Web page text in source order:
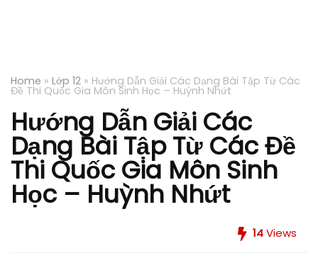
Home » Lớp 12 » Hướng Dẫn Giải Các Dạng Bài Tập Từ Các
Đề Thi Quốc Gia Môn Sinh Học – Huỳnh Nhứt
Hướng Dẫn Giải Các
Dạng Bài Tập Từ Các Đề
Thi Quốc Gia Môn Sinh
Học – Huỳnh Nhứt
14Views